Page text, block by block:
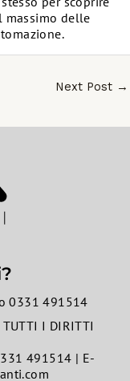
massimo delle
Next Post →
0331 491514
TUTTI I DIRITTI
491514 | E-